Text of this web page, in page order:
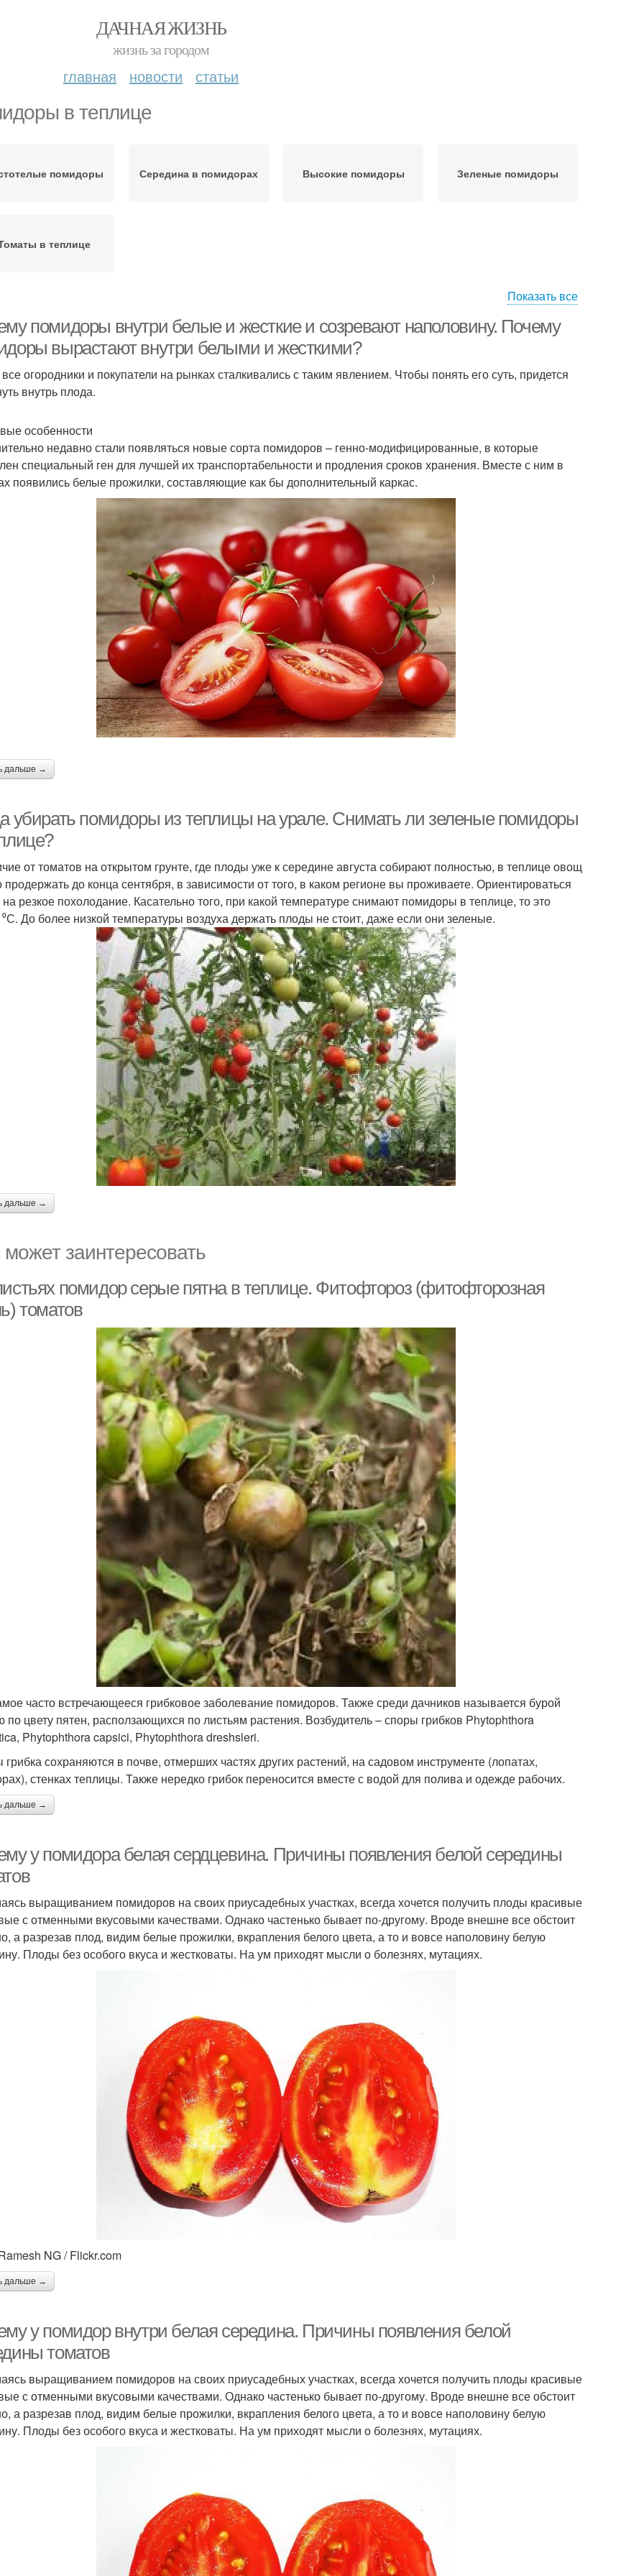
ДАЧНАЯ ЖИЗНЬ
жизнь за городом
главная новости статьи
в теплице
помидоры Середина в помидорах Высокие помидоры Зеленые помидоры
в теплице
Показать все
помидоры внутри белые и жесткие и созревают наполовину. Почему
вырастают внутри белыми и жесткими?
огородники и покупатели на рынках сталкивались с таким явлением. Чтобы понять его суть, придется
внутрь плода.
особенности
недавно стали появляться новые сорта помидоров – генно-модифицированные, в которые
специальный ген для лучшей их транспортабельности и продления сроков хранения. Вместе с ним в
появились белые прожилки, составляющие как бы дополнительный каркас.
дальше →
убирать помидоры из теплицы на урале. Снимать ли зеленые помидоры
от томатов на открытом грунте, где плоды уже к середине августа собирают полностью, в теплице овощ
до конца сентября, в зависимости от того, в каком регионе вы проживаете. Ориентироваться
резкое похолодание. Касательно того, при какой температуре снимают помидоры в теплице, то это
До более низкой температуры воздуха держать плоды не стоит, даже если они зеленые.
дальше →
заинтересовать
помидор серые пятна в теплице. Фитофтороз (фитофторозная
томатов
часто встречающееся грибковое заболевание помидоров. Также среди дачников называется бурой
по цвету пятен, расползающихся по листьям растения. Возбудитель – споры грибков Phytophthora
Phytophthora capsici, Phytophthora dreshsleri.
сохраняются в почве, отмерших частях других растений, на садовом инструменте (лопатах,
стенках теплицы. Также нередко грибок переносится вместе с водой для полива и одежде рабочих.
дальше →
у помидора белая сердцевина. Причины появления белой середины
выращиванием помидоров на своих приусадебных участках, всегда хочется получить плоды красивые
с отменными вкусовыми качествами. Однако частенько бывает по-другому. Вроде внешне все обстоит
а разрезав плод, видим белые прожилки, вкрапления белого цвета, а то и вовсе наполовину белую
Плоды без особого вкуса и жестковаты. На ум приходят мысли о болезнях, мутациях.
NG / Flickr.com
дальше →
у помидор внутри белая середина. Причины появления белой
томатов
выращиванием помидоров на своих приусадебных участках, всегда хочется получить плоды красивые
с отменными вкусовыми качествами. Однако частенько бывает по-другому. Вроде внешне все обстоит
а разрезав плод, видим белые прожилки, вкрапления белого цвета, а то и вовсе наполовину белую
Плоды без особого вкуса и жестковаты. На ум приходят мысли о болезнях, мутациях.